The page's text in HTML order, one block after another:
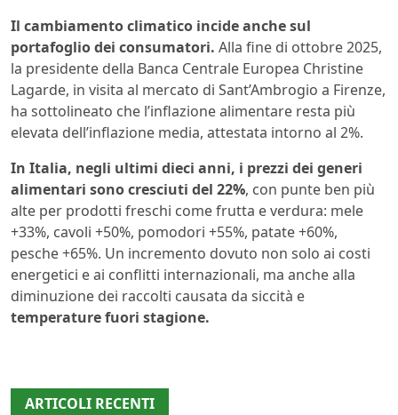
Il cambiamento climatico incide anche sul
portafoglio dei consumatori. Alla fine di ottobre 2025,
la presidente della Banca Centrale Europea Christine
Lagarde, in visita al mercato di Sant’Ambrogio a Firenze,
ha sottolineato che l’inflazione alimentare resta più
elevata dell’inflazione media, attestata intorno al 2%.
In Italia, negli ultimi dieci anni, i prezzi dei generi
alimentari sono cresciuti del 22%, con punte ben più
alte per prodotti freschi come frutta e verdura: mele
+33%, cavoli +50%, pomodori +55%, patate +60%,
pesche +65%. Un incremento dovuto non solo ai costi
energetici e ai conflitti internazionali, ma anche alla
diminuzione dei raccolti causata da siccità e
temperature fuori stagione.
ARTICOLI RECENTI